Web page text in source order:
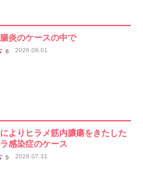
炎のケースの中で
8 2026.08.01
よりヒラメ筋内膿瘍をきたした
感染症のケース
9 2026.07.31